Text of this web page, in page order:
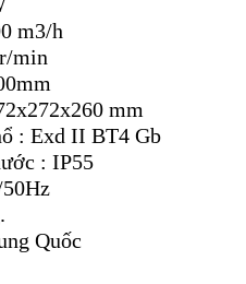
m3/h
min
mm
: Exd II BT4 Gb
: IP55
Quốc